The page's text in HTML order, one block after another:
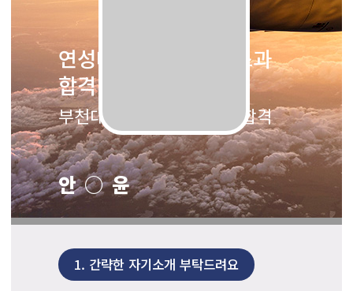
연성대학교 항공서비스과
합격
부천대학교 항공서비스과 합격
안○윤
1. 간략한 자기소개 부탁드려요